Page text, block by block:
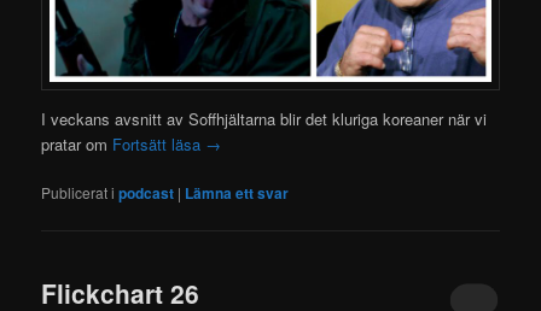
I veckans avsnitt av Soffhjältarna blir det kluriga koreaner när vi
pratar om Fortsätt läsa →
Publicerat i podcast | Lämna ett svar
Flickchart 26